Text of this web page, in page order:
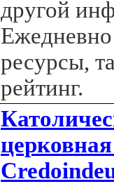
другой
ресурсы,
рейтинг.